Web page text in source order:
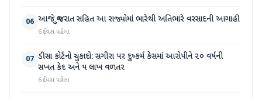
06 આજે ગુજરાત સહિત આ રાજ્યોમાં ભારેથી અતિભારે વરસાદની આગાહી
6 દિવસ પહેલા
07 ડીસા કોર્ટનો ચુકાદો: સગીરા પર દુષ્કર્મ કેસમાં આરોપીને ૨૦ વર્ષની
સખત કેદ અને ૫ લાખ વળતર
6 દિવસ પહેલા